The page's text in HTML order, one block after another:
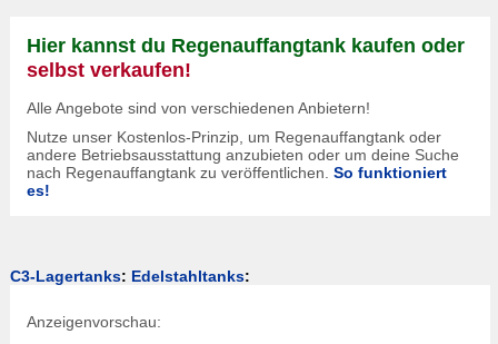
Hier kannst du Regenauffangtank kaufen oder
selbst verkaufen!
Alle Angebote sind von verschiedenen Anbietern!
Nutze unser Kostenlos-Prinzip, um Regenauffangtank oder
andere Betriebsausstattung anzubieten oder um deine Suche
nach Regenauffangtank zu veröffentlichen. So funktioniert
es!
C3-Lagertanks: Edelstahltanks:
Anzeigenvorschau: